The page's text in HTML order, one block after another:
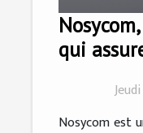
qui
Nosycom est